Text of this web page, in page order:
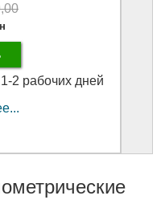
2 рабочих дней